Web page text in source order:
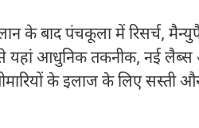
के बाद पंचकूला में रिसर्च,
से यहां आधुनिक तकनीक, नई
के इलाज के लिए सस्ती और